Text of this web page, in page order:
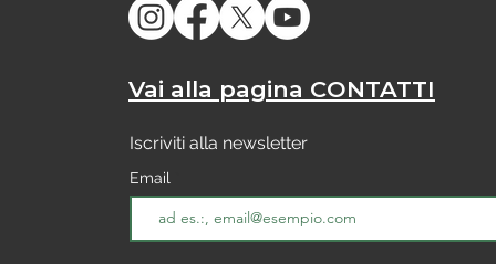
Vai alla pagina CONTATTI
Iscriviti alla newsletter
Email